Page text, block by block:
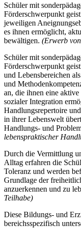
Schüler mit
Förderschwerpunkt
jeweiligen
es ihnen ermöglicht,
bewältigen. (Erwerb
Schüler mit
Förderschwerpunkt
und Lebensbereichen
und
an, die ihnen eine
sozialer Integration
Handlungsrepertoire
in ihrer Lebenswelt
Handlungs- und
lebenspraktischer
Durch die Vermittlung
Alltag erfahren die
Toleranz und werden
Grundlage der
anzuerkennen und zu
Teilhabe)
Diese Bildungs- und
bereichsspezifisch